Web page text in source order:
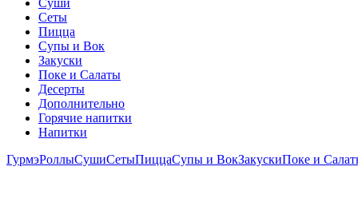
Суши
Сеты
Пицца
Супы и Вок
Закуски
Поке и Салаты
Десерты
Дополнительно
Горячие напитки
Напитки
ГурмэРоллыСушиСетыПиццаСупы и ВокЗакускиПоке и